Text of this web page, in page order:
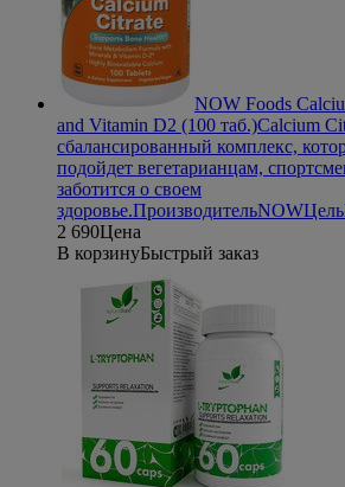
NOW Foods
and Vitamin D2 (100 таб.)Calcium
сбалансированный комплекс,
подойдет вегетарианцам,
заботится о своем
здоровье.ПроизводительNOWЦель
2 690Цена
В корзинуБыстрый заказ